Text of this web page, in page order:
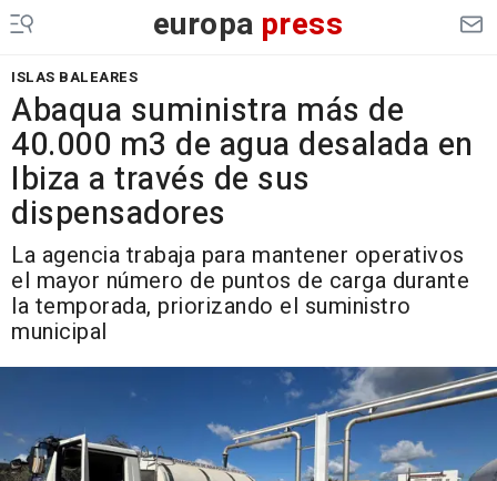
europa press
ISLAS BALEARES
Abaqua suministra más de
40.000 m3 de agua desalada en
Ibiza a través de sus
dispensadores
La agencia trabaja para mantener operativos
el mayor número de puntos de carga durante
la temporada, priorizando el suministro
municipal